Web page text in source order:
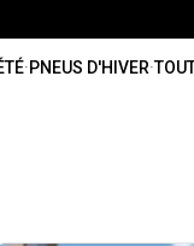
·PNEUS D'HIVER·